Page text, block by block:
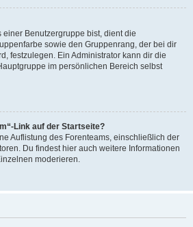
Benutzergruppe bist, dient die
sowie den Gruppenrang, der bei dir
festzulegen. Ein Administrator kann dir die
im persönlichen Bereich selbst
Link auf der Startseite?
Auflistung des Forenteams, einschließlich der
Du findest hier auch weitere Informationen
moderieren.